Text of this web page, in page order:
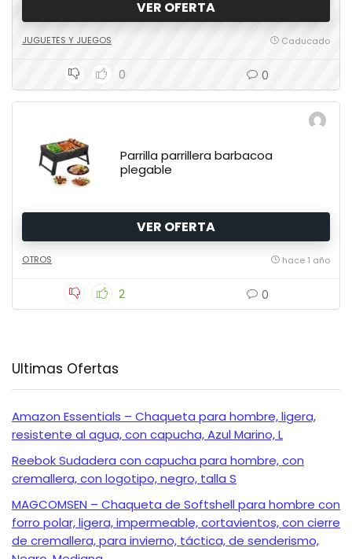
VER OFERTA
JUGUETES Y JUEGOS Caducado
0 0
Parrilla parrillera barbacoa
plegable
VER OFERTA
OTROS hace 1 año
2 0
Ultimas Ofertas
Amazon Essentials – Chaqueta para hombre, ligera,
resistente al agua, con capucha, Azul Marino, L
Reebok Sudadera con capucha para hombre, con
cremallera, con logotipo, negro, talla S
MAGCOMSEN – Chaqueta de Softshell para hombre con
forro polar, ligera, impermeable, cortavientos, con cierre
de cremallera, para invierno, táctica, de senderismo,